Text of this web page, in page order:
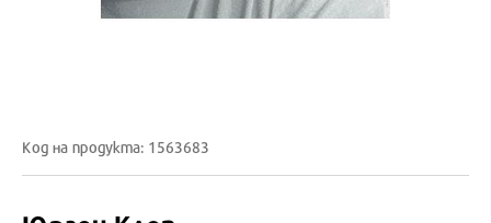
Код на продукта: 1563683